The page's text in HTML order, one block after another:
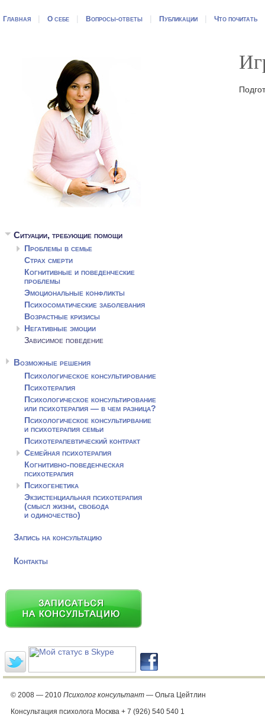
Главная О себе Вопросы-ответы Публикации Что почитать
Ситуации, требующие помощи
Проблемы в семье
Страх смерти
Когнитивные и поведенческие
проблемы
Эмоциональные конфликты
Психосоматические заболевания
Возрастные кризисы
Негативные эмоции
Зависимое поведение
Возможные решения
Психологическое консультирование
Психотерапия
Психологическое консультирование
или психотерапия — в чем разница?
Психологическое консультирвание
и психотерапия семьи
Психотерапевтический контракт
Семейная психотерапия
Когнитивно-поведенческая
психотерапия
Психогенетика
Экзистенциальная психотерапия
(смысл жизни, свобода
и одиночество)
Запись на консультацию
Контакты
© 2008 — 2010 Психолог консультант — Ольга Цейтлин
Консультация психолога Москва + 7 (926) 540 540 1